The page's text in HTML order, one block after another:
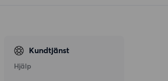
Kundtjänst
Hjälp